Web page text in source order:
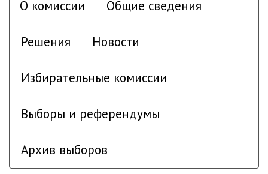
О комиссии Общие сведения
Решения Новости
Избирательные комиссии
Выборы и референдумы
Архив выборов